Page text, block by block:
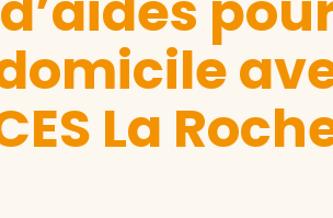
La